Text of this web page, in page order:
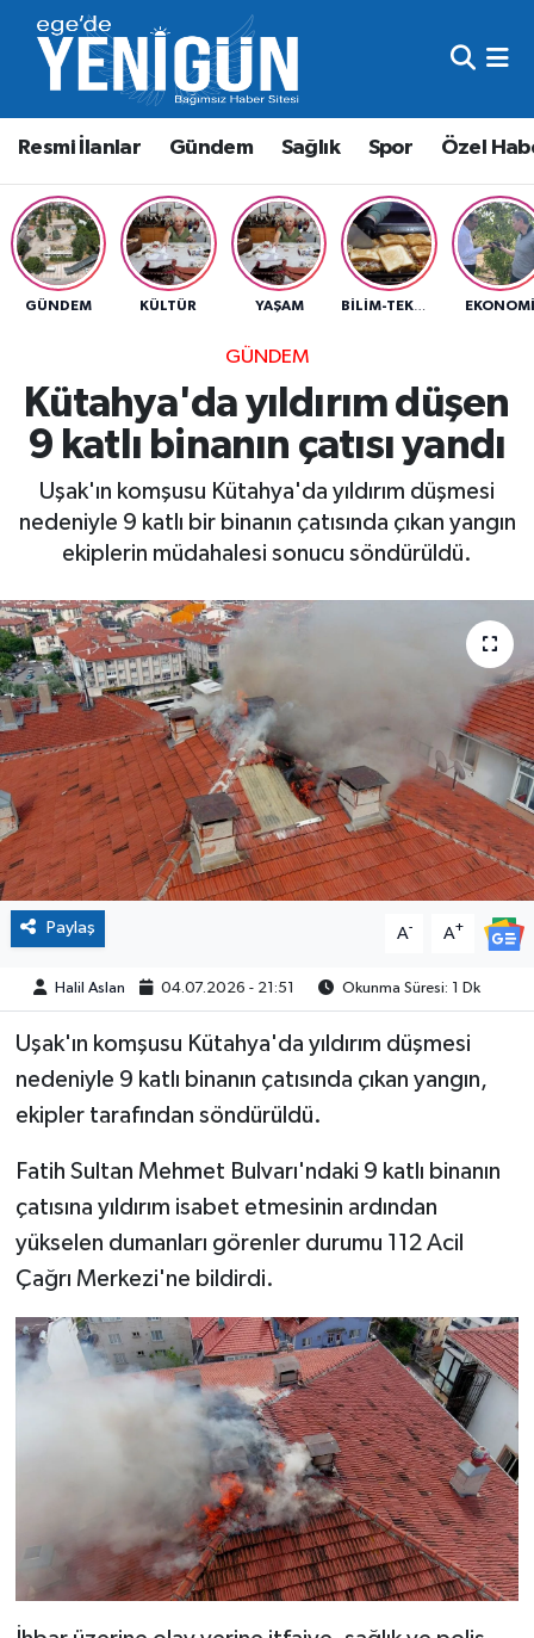
Resmi İlanlar Gündem Sağlık Spor Özel
GÜNDEM KÜLTÜR YAŞAM EKONOMI
GÜNDEM
Kütahya'da yıldırım düşen
9 katlı binanın çatısı yandı
Uşak'ın komşusu Kütahya'da yıldırım düşmesi
nedeniyle 9 katlı bir binanın çatısında çıkan yangın
ekiplerin müdahalesi sonucu söndürüldü.
Paylaş A- A+
Halil Aslan 04.07.2026 - 21:51 Okunma Süresi: 1 Dk
Uşak'ın komşusu Kütahya'da yıldırım düşmesi
nedeniyle 9 katlı binanın çatısında çıkan yangın,
ekipler tarafından söndürüldü.
Fatih Sultan Mehmet Bulvarı'ndaki 9 katlı binanın
çatısına yıldırım isabet etmesinin ardından
yükselen dumanları görenler durumu 112 Acil
Çağrı Merkezi'ne bildirdi.
Resmi İlanlar
Gündem
Sağlık
Spor
Beyoğlu Nöbetçi Eczaneler
Beyoğlu Hava Durumu
Beyoğlu Trafik Yoğunluk Haritası
Süper Lig Puan Durumu ve Fikstür
Son Dakika Haberleri
Haber Arşivi